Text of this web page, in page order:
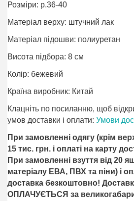
Розміри: р.36-40
Матеріал верху: штучний лак
Матеріал підошви: полиуретан
Висота підбора: 8 см
Колір: бежевий
Країна виробник: Китай
Клацніть по посиланню, щоб
умов доставки і оплати:Умови
При замовленні одягу (крім
15 тис. грн. і оплаті на карту
При замовленні взуття від 20
матеріалу ЕВА, ПВХ та піни) і
доставка безкоштовно!
ОПЛАЧУЄТЬСЯ за